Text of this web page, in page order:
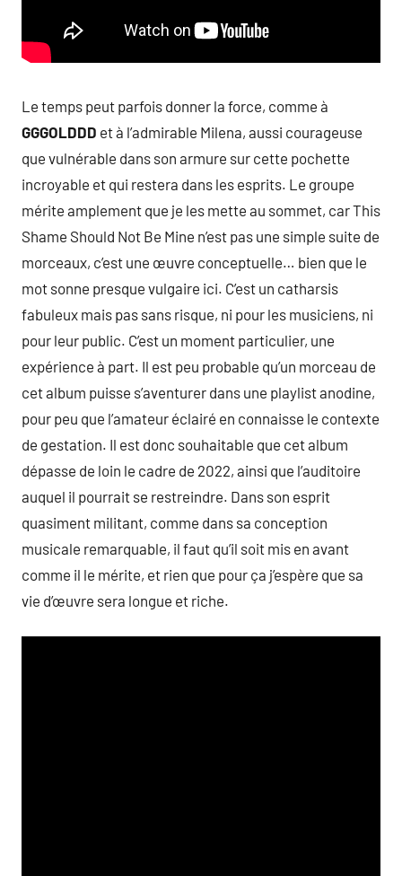
Le temps peut parfois donner la force, comme à
GGGOLDDD et à l’admirable Milena, aussi courageuse
que vulnérable dans son armure sur cette pochette
incroyable et qui restera dans les esprits. Le groupe
mérite amplement que je les mette au sommet, car This
Shame Should Not Be Mine n’est pas une simple suite de
morceaux, c’est une œuvre conceptuelle… bien que le
mot sonne presque vulgaire ici. C’est un catharsis
fabuleux mais pas sans risque, ni pour les musiciens, ni
pour leur public. C’est un moment particulier, une
expérience à part. Il est peu probable qu’un morceau de
cet album puisse s’aventurer dans une playlist anodine,
pour peu que l’amateur éclairé en connaisse le contexte
de gestation. Il est donc souhaitable que cet album
dépasse de loin le cadre de 2022, ainsi que l’auditoire
auquel il pourrait se restreindre. Dans son esprit
quasiment militant, comme dans sa conception
musicale remarquable, il faut qu’il soit mis en avant
comme il le mérite, et rien que pour ça j’espère que sa
vie d’œuvre sera longue et riche.